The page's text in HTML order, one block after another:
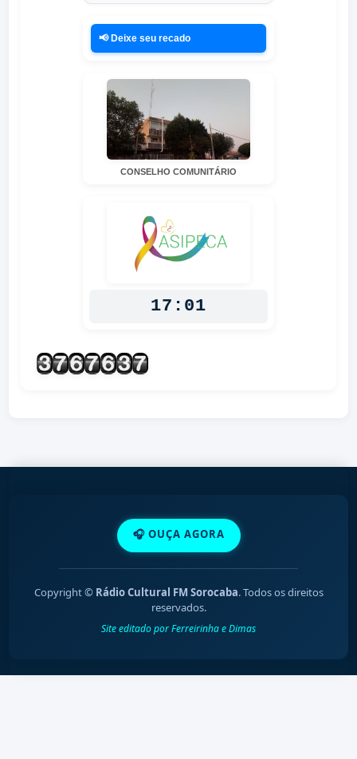
📢 Deixe seu recado
CONSELHO COMUNITÁRIO
17:01
🎧 OUÇA AGORA
Copyright © Rádio Cultural FM Sorocaba. Todos os direitos
reservados.
Site editado por Ferreirinha e Dimas